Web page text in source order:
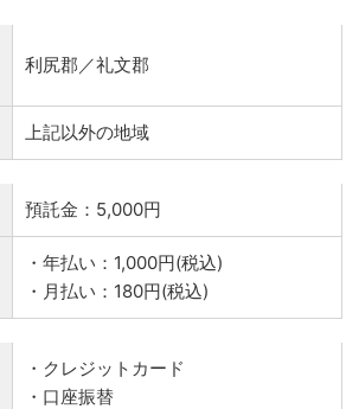
利尻郡／礼文郡
上記以外の地域
預託金：5,000円
・年払い：1,000円(税込)
・月払い：180円(税込)
・クレジットカード
・口座振替